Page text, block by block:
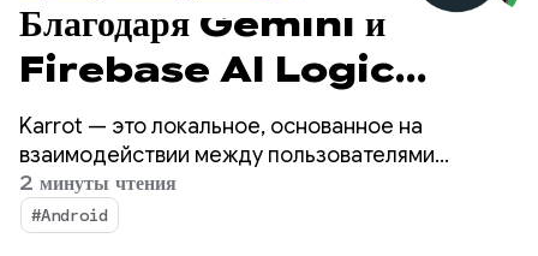
Благодаря Gemini и
Firebase AI Logic
компания Karrot смогла
увеличить продажи, внедрив
функцию перевода менее чем
Karrot — это локальное, основанное на
взаимодействии между пользователями
приложение-маркетплейс, позволяющее
покупать, продавать и обмениваться товарами с
другими проверенными пользователями. С
2 минуты чтения
#Android